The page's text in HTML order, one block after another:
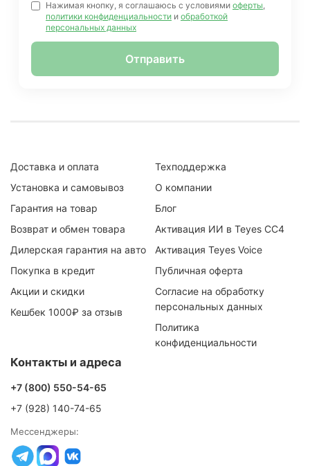
Нажимая кнопку, я соглашаюсь с условиями оферты
политики конфиденциальности и обработкой
персональных данных
Отправить
Доставка и оплата
Установка и самовывоз
Гарантия на товар
Возврат и обмен товара
Дилерская гарантия на авто
Покупка в кредит
Акции и скидки
Кешбек 1000₽ за отзыв
Техподдержка
О компании
Блог
Активация ИИ в Teyes CC4
Активация Teyes Voice
Публичная оферта
Согласие на обработку
персональных данных
Политика
конфиденциальности
Контакты и адреса
+7 (800) 550-54-65
+7 (928) 140-74-65
Мессенджеры: